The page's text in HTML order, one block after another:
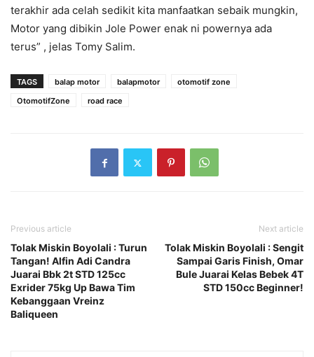
terakhir ada celah sedikit kita manfaatkan sebaik mungkin,
Motor yang dibikin Jole Power enak ni powernya ada
terus” , jelas Tomy Salim.
TAGS balap motor balapmotor
otomotif zone
OtomotifZone
road race
Previous article
Tolak Miskin Boyolali : Turun
Tangan! Alfin Adi Candra
Juarai Bbk 2t STD 125cc
Exrider 75kg Up Bawa Tim
Kebanggaan Vreinz
Baliqueen
Next article
Tolak Miskin Boyolali : Sengit
Sampai Garis Finish, Omar
Bule Juarai Kelas Bebek 4T
STD 150cc Beginner!